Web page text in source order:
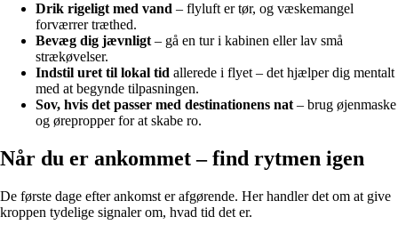
Drik rigeligt med vand – flyluft er tør, og væskemangel
forværrer træthed.
Bevæg dig jævnligt – gå en tur i kabinen eller lav små
strækøvelser.
Indstil uret til lokal tid allerede i flyet – det hjælper dig mentalt
med at begynde tilpasningen.
Sov, hvis det passer med destinationens nat – brug øjenmaske
og ørepropper for at skabe ro.
Når du er ankommet – find rytmen igen
De første dage efter ankomst er afgørende. Her handler det om at give
kroppen tydelige signaler om, hvad tid det er.